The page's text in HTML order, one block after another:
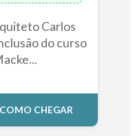
Carlos
do curso
CHEGAR